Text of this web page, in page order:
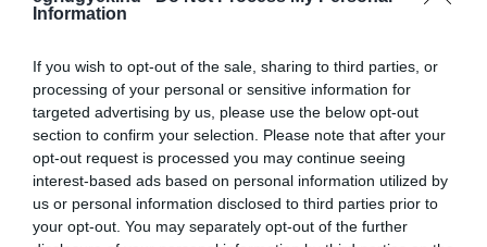
Information
If you wish to opt-out of the sale, sharing to third parties, or
processing of your personal or sensitive information for
targeted advertising by us, please use the below opt-out
section to confirm your selection. Please note that after your
opt-out request is processed you may continue seeing
interest-based ads based on personal information utilized by
us or personal information disclosed to third parties prior to
your opt-out. You may separately opt-out of the further
menteni a közgyűlést a bizalmi szavazás terhe
alól "az egység megteremtése érdekében", s
szerinte a feladat most "a jelen értékelése a
jövő építésével." Gömöri az MPB
tagszervezeteinek elküldött levelében azt írta,
ígéretéhez hűen megtartja beszámolóját a